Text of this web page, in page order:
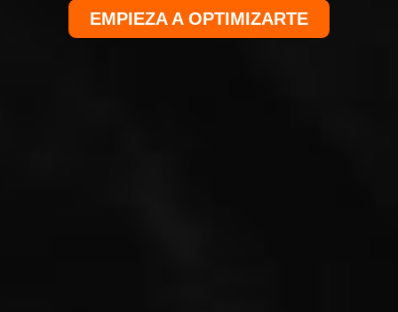
EMPIEZA A OPTIMIZARTE